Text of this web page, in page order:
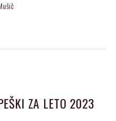
ZA LETO 2023